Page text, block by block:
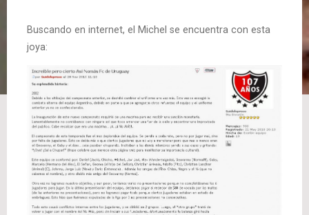
Buscando en internet, el Michel se encuentra con esta
joya: